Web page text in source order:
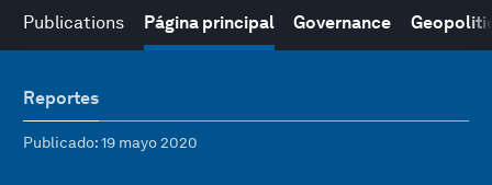
Publications Página principal Governance
Reportes
Publicado: 19 mayo 2020